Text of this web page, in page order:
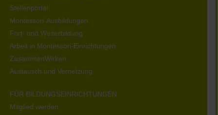
Stellenportal
Montessori-Ausbildungen
Fort- und Weiterbildung
Arbeit in Montessori-Einrichtungen
ZusammenWirken
Austausch und Vernetzung
FÜR BILDUNGSEINRICHTUNGEN
Mitglied werden